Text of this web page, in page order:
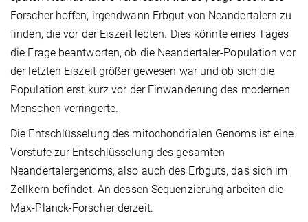
Forscher hoffen, irgendwann Erbgut von Neandertalern zu
finden, die vor der Eiszeit lebten. Dies könnte eines Tages
die Frage beantworten, ob die Neandertaler-Population vor
der letzten Eiszeit größer gewesen war und ob sich die
Population erst kurz vor der Einwanderung des modernen
Menschen verringerte.
Die Entschlüsselung des mitochondrialen Genoms ist eine
Vorstufe zur Entschlüsselung des gesamten
Neandertalergenoms, also auch des Erbguts, das sich im
Zellkern befindet. An dessen Sequenzierung arbeiten die
Max-Planck-Forscher derzeit.